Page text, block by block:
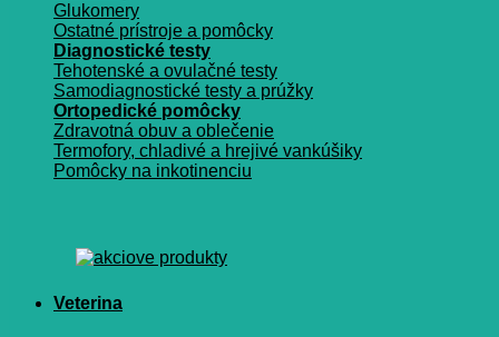
Glukomery
Ostatné prístroje a pomôcky
Diagnostické testy
Tehotenské a ovulačné testy
Samodiagnostické testy a prúžky
Ortopedické pomôcky
Zdravotná obuv a oblečenie
Termofory, chladivé a hrejivé vankúšiky
Pomôcky na inkotinenciu
Veterina